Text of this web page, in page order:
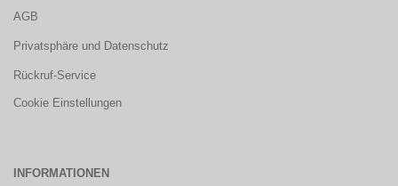
AGB
Privatsphäre und Datenschutz
Rückruf-Service
Cookie Einstellungen
INFORMATIONEN